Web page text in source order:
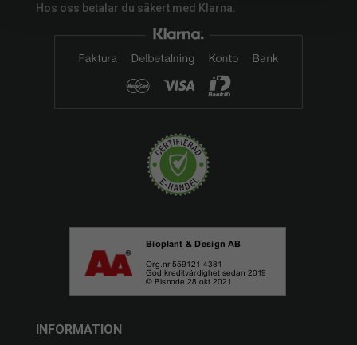
Hos oss betalar du säkert med Klarna.
INFORMATION